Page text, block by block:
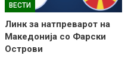
ВЕСТИ
Линк за натпреварот на
Македонија со Фарски
Острови